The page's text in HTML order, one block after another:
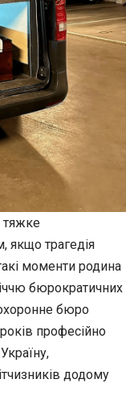
якщо трагедія
моменти родина
бюрократичних
бюро
професійно
додому